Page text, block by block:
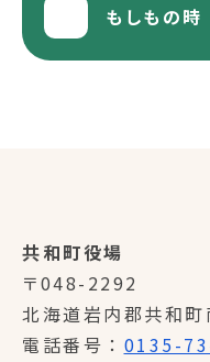
もしもの時
共和町役場
〒048-2292
北海道岩内郡共和
電話番号
0135-